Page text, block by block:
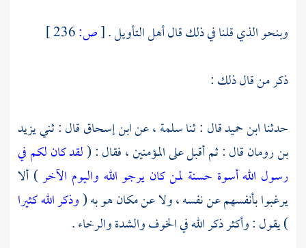
وبنحو الذي قلنا في ذلك قال أهل التأويل .[ص:
ذكر من قال ذلك :
حدثناابن حميدقال : ثناسلمة ،عنابن إسحاققال : ثنييزيد
بن رومانقال : ثم أقبل على المؤمنين ، فقال : (لقد كان لكم في
رسول الله أسوة حسنة لمن كان يرجو الله واليوم الآخر) ألا
يرغبوا بأنفسهم عن نفسه ، ولا عن مكان هو به (وذكر الله كثيرا
) يقول : وأكثر ذكر الله في الخوف والشدة والرخاء .